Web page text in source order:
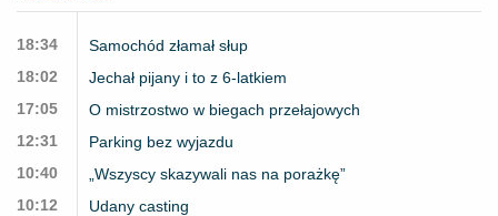
18:34
Samochód złamał słup
18:02
Jechał pijany i to z 6-latkiem
17:05
O mistrzostwo w biegach przełajowych
12:31
Parking bez wyjazdu
10:40
„Wszyscy skazywali nas na porażkę”
10:12
Udany casting